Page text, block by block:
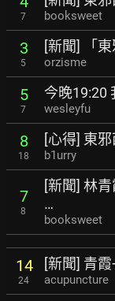
7 booksweet
3
5
[新聞] 「
orzisme
5
7
今晚19:20
wesleyfu
8
18
[心得] 東
b1urry
7
8
[新聞] 林
…
booksweet
14
24
[新聞] 青
acupuncture